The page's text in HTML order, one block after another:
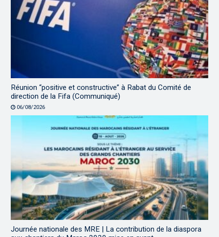
Réunion “positive et constructive” à Rabat du Comité de
direction de la Fifa (Communiqué)
06/08/2026
Journée nationale des MRE | La contribution de la diaspora